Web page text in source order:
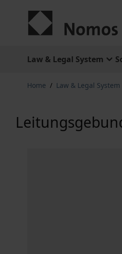
Law & Legal System
Home / Law & Legal System